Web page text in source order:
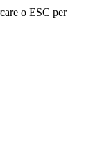
o ESC per